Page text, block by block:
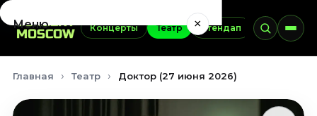
Концерты Театр Стендап Выставки
Меню ×
Сентябрь 2026
Главная Театр Доктор (27 июня 2026)